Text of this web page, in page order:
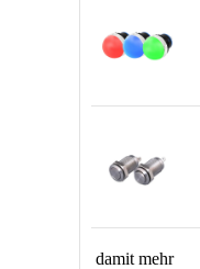
damit mehr